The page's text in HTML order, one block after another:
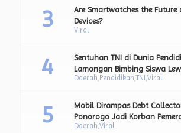
Viral
Are Smartwatches the Future
Devices?
Daerah Pendidikan TNI Viral
Sentuhan TNI di Dunia
Lamongan Bimbing Siswa
Bendera dan Pesan Moral
Daerah Viral
Mobil Dirampas Debt
Ponorogo Jadi Korban
BT